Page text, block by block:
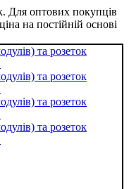
Для оптових покупців
на постійній основі